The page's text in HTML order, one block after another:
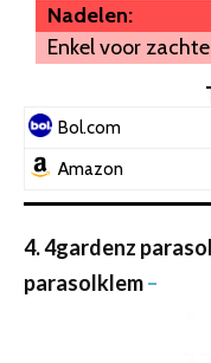
Nadelen:
Enkel voor
Bol.com
Amazon
4. 4gardenz
parasolklem–